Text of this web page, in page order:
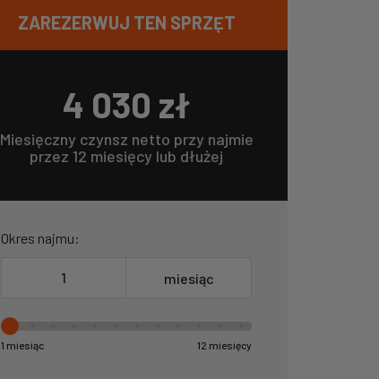
ZAREZERWUJ TEN SPRZĘT
4 030 zł
Miesięczny czynsz netto przy najmie
przez 12 miesięcy lub dłużej
Okres najmu:
miesiąc
1 miesiąc 12 miesięcy